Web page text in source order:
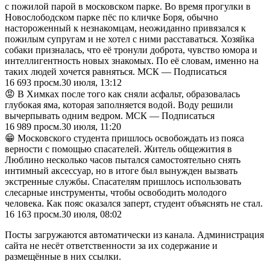
с пожилой парой в московском парке. Во время прогулки в
Новослободском парке пёс по кличке Боря, обычно
настороженный к незнакомцам, неожиданно привязался к
пожилым супругам и не хотел с ними расставаться. Хозяйка
собаки призналась, что её тронули доброта, чувство юмора и
интеллигентность новых знакомых. По её словам, именно на
таких людей хочется равняться. МСК — Подписаться
16 693 просм.30 июля, 13:12
😡 В Химках после того как сняли асфальт, образовалась
глубокая яма, которая заполняется водой. Воду решили
вычерпывать одним ведром. МСК — Подписаться
16 989 просм.30 июля, 11:20
😁 Московского студента пришлось освобождать из пояса
верности с помощью спасателей. Житель общежития в
Люблино несколько часов пытался самостоятельно снять
интимный аксессуар, но в итоге был вынужден вызвать
экстренные службы. Спасателям пришлось использовать
слесарные инструменты, чтобы освободить молодого
человека. Как пояс оказался заперт, студент объяснять не стал.
16 163 просм.30 июля, 08:02
Посты загружаются автоматически из канала. Администрация
сайта не несёт ответственности за их содержание и
размещённые в них ссылки.